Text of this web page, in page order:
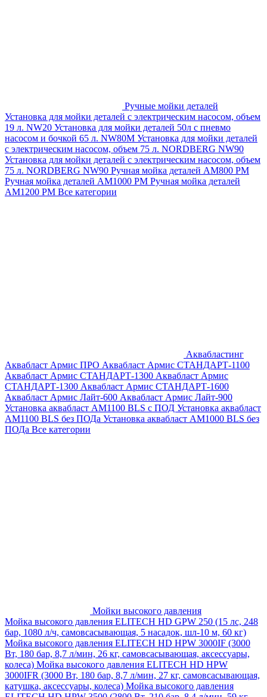
Ручные мойки деталей
Установка для мойки деталей с электрическим насосом, объем
19 л. NW20 Установка для мойки деталей 50л с пневмо
насосом и бочкой 65 л. NW80M Установка для мойки деталей
с электрическим насосом, объем 75 л. NORDBERG NW90
Установка для мойки деталей с электрическим насосом, объем
75 л. NORDBERG NW90 Ручная мойка деталей АМ800 РМ
Ручная мойка деталей АМ1000 РМ Ручная мойка деталей
АМ1200 РМ Все категории
Аквабластинг
Аквабласт Армис ПРО Аквабласт Армис СТАНДАРТ-1100
Аквабласт Армис СТАНДАРТ-1300 Аквабласт Армис
СТАНДАРТ-1300 Аквабласт Армис СТАНДАРТ-1600
Аквабласт Армис Лайт-600 Аквабласт Армис Лайт-900
Установка аквабласт AM1100 BLS с ПОД Установка аквабласт
AM1100 BLS без ПОДа Установка аквабласт AM1000 BLS без
ПОДа Все категории
Мойки высокого давления
Мойка высокого давления ELITECH HD GPW 250 (15 лс, 248
бар, 1080 л/ч, самовсасывающая, 5 насадок, шл-10 м, 60 кг)
Мойка высокого давления ELITECH HD HPW 3000IF (3000
Вт, 180 бар, 8,7 л/мин, 26 кг, самовсасывающая, аксессуары,
колеса) Мойка высокого давления ELITECH HD HPW
3000IFR (3000 Вт, 180 бар, 8,7 л/мин, 27 кг, самовсасывающая,
катушка, аксессуары, колеса) Мойка высокого давления